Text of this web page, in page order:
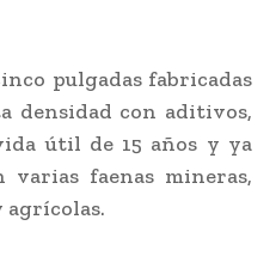
pulgadas fabricadas
densidad con aditivos,
útil de 15 años y ya
varias faenas mineras,
agrícolas.